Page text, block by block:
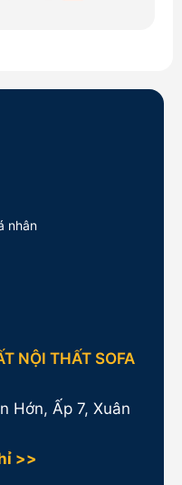
nhân
NỘI THẤT SOFA
Hớn, Ấp 7, Xuân
>>